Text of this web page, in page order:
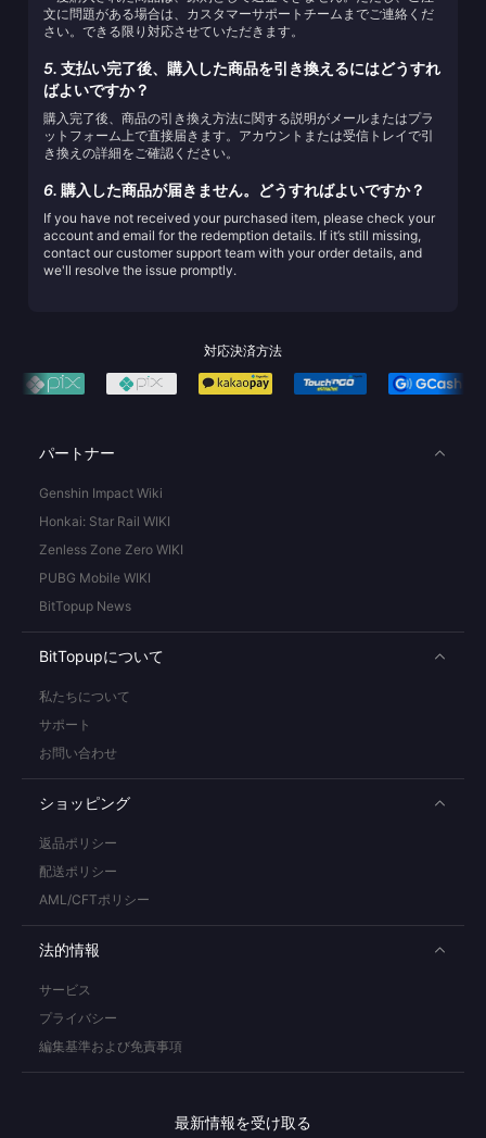
文に問題がある場合は、カスタマーサポートチームまでご連絡くだ
さい。できる限り対応させていただきます。
5. 支払い完了後、購入した商品を引き換えるにはどうすれ
ばよいですか？
購入完了後、商品の引き換え方法に関する説明がメールまたはプラ
ットフォーム上で直接届きます。アカウントまたは受信トレイで引
き換えの詳細をご確認ください。
6. 購入した商品が届きません。どうすればよいですか？
If you have not received your purchased item, please check your
account and email for the redemption details. If it’s still missing,
contact our customer support team with your order details, and
we'll resolve the issue promptly.
対応決済方法
パートナー
Genshin Impact Wiki
Honkai: Star Rail WIKI
Zenless Zone Zero WIKI
PUBG Mobile WIKI
BitTopup News
BitTopupについて
私たちについて
サポート
お問い合わせ
ショッピング
返品ポリシー
配送ポリシー
AML/CFTポリシー
法的情報
サービス
プライバシー
編集基準および免責事項
最新情報を受け取る